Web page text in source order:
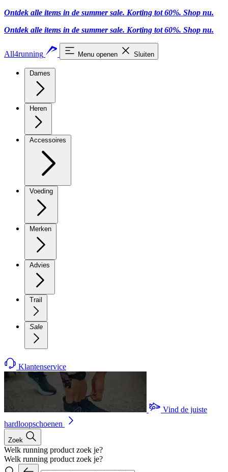
Ontdek alle items in de summer sale. Korting tot 60%. Shop nu.
Ontdek alle items in de summer sale. Korting tot 60%. Shop nu.
All4running Menu openen Sluiten
Dames
Heren
Accessoires
Voeding
Merken
Advies
Trail
Sale
Klantenservice
Vind de juiste
hardloopschoenen
Zoek
Welk running product zoek je?
Welk running product zoek je?